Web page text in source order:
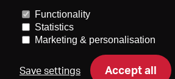
About us
Imprint
Functionality
Statistics
Marketing & personalisation
Save settings Accept all